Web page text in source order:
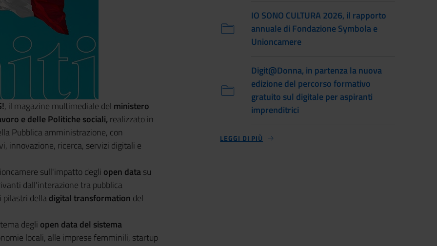
, il magazine multimediale del ministero
e delle Politiche sociali, realizzato in
Pubblica amministrazione, con
innovazione, ricerca, servizi digitali e
sull'impatto degli open datasu
dall'interazione tra pubblica
pilastri delladigital transformation del
degli open data del sistema
locali, alle imprese femminili, startup
IO SONO CULTURA 2026, il rapporto
annuale di Fondazione Symbola e
Unioncamere
Digit@Donna, in partenza la nuova
edizione del percorso formativo
gratuito sul digitale per aspiranti
imprenditrici
LEGGI DI PIÙ